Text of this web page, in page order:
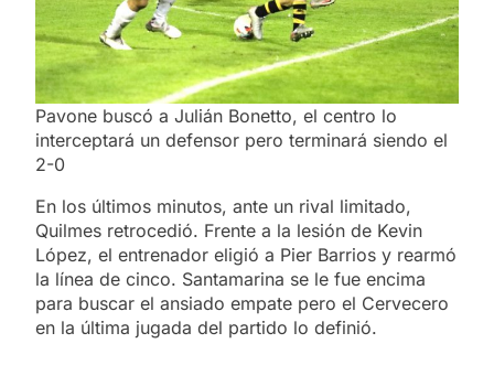
Pavone buscó a Julián Bonetto, el centro lo
interceptará un defensor pero terminará siendo el
2-0
En los últimos minutos, ante un rival limitado,
Quilmes retrocedió. Frente a la lesión de Kevin
López, el entrenador eligió a Pier Barrios y rearmó
la línea de cinco. Santamarina se le fue encima
para buscar el ansiado empate pero el Cervecero
en la última jugada del partido lo definió.